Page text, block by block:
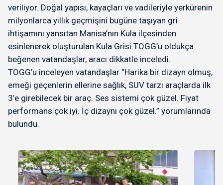
veriliyor. Doğal yapısı, kayaçları ve vadileriyle yerkürenin
milyonlarca yıllık geçmişini bugüne taşıyan gri
ihtişamını yansıtan Manisa’nın Kula ilçesinden
esinlenerek oluşturulan Kula Grisi TOGG’u oldukça
beğenen vatandaşlar, aracı dikkatle inceledi.
TOGG’u inceleyen vatandaşlar “Harika bir dizayn olmuş,
emeği geçenlerin ellerine sağlık, SUV tarzı araçlarda ilk
3’e girebilecek bir araç. Ses sistemi çok güzel. Fiyat
performans çok iyi. İç dizaynı çok güzel.” yorumlarında
bulundu.